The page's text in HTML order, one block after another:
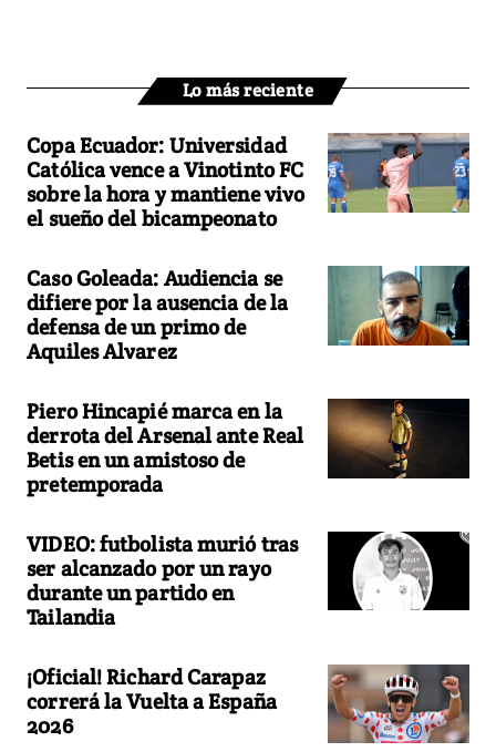
Lo más reciente
Copa Ecuador: Universidad
Católica vence a Vinotinto FC
sobre la hora y mantiene vivo
el sueño del bicampeonato
Caso Goleada: Audiencia se
difiere por la ausencia de la
defensa de un primo de
Aquiles Alvarez
Piero Hincapié marca en la
derrota del Arsenal ante Real
Betis en un amistoso de
pretemporada
VIDEO: futbolista murió tras
ser alcanzado por un rayo
durante un partido en
Tailandia
¡Oficial! Richard Carapaz
correrá la Vuelta a España
2026